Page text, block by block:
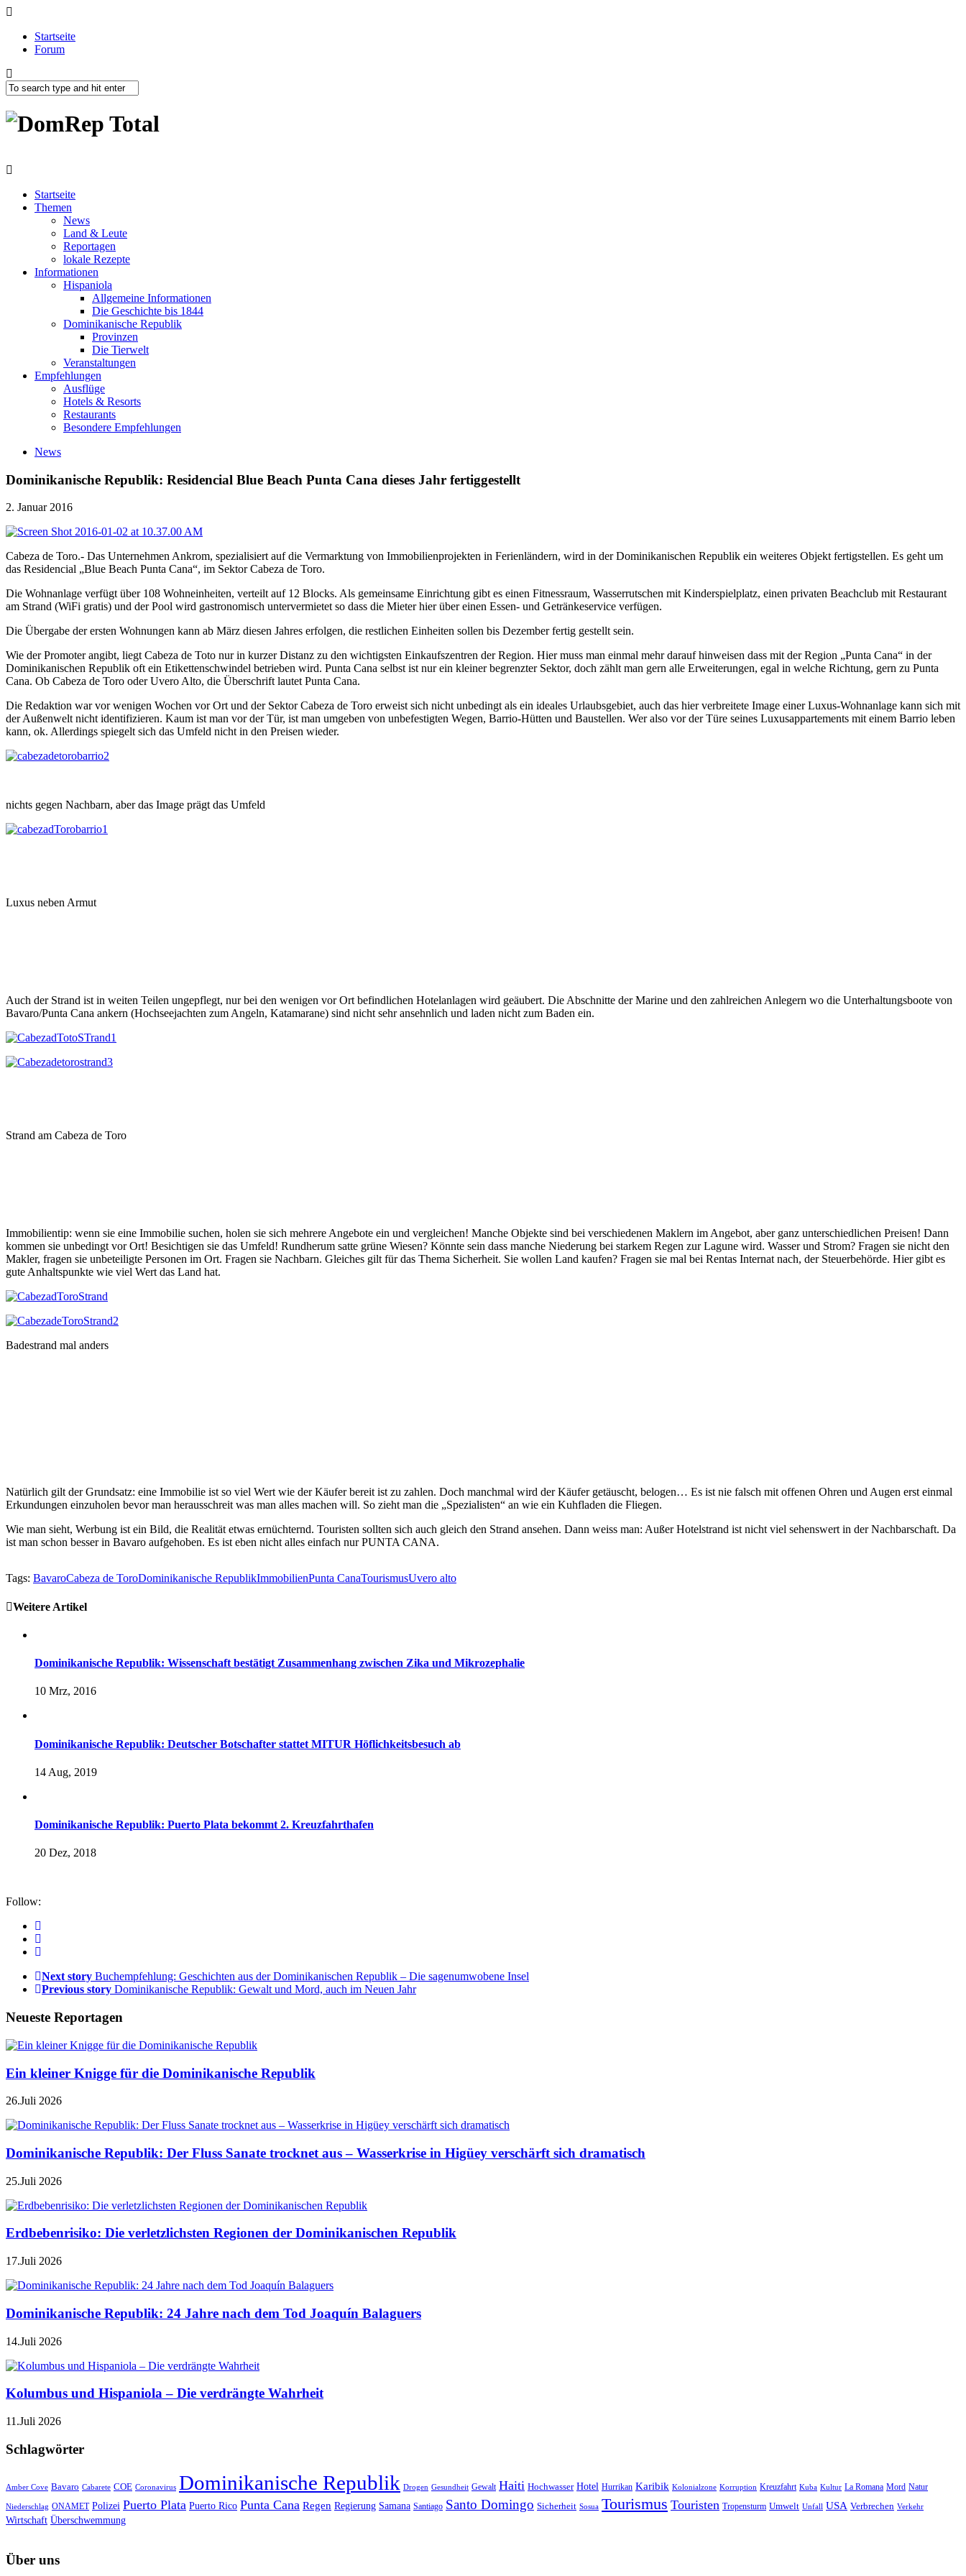
Startseite
Forum
Startseite
Themen
News
Land & Leute
Reportagen
lokale Rezepte
Informationen
Hispaniola
Allgemeine Informationen
Die Geschichte bis 1844
Dominikanische Republik
Provinzen
Die Tierwelt
Veranstaltungen
Empfehlungen
Ausflüge
Hotels & Resorts
Restaurants
Besondere Empfehlungen
News
Dominikanische Republik: Residencial Blue Beach Punta Cana dieses Jahr fertiggestellt
2. Januar 2016
Cabeza de Toro.- Das Unternehmen Ankrom, spezialisiert auf die Vermarktung von Immobilienprojekten in Ferienländern, wird in der Dominikanischen Republik ein weiteres Objekt fertigstellen. Es geht um
das Residencial „Blue Beach Punta Cana“, im Sektor Cabeza de Toro.
Die Wohnanlage verfügt über 108 Wohneinheiten, verteilt auf 12 Blocks. Als gemeinsame Einrichtung gibt es einen Fitnessraum, Wasserrutschen mit Kinderspielplatz, einen privaten Beachclub mit Restaurant
am Strand (WiFi gratis) und der Pool wird gastronomisch untervermietet so dass die Mieter hier über einen Essen- und Getränkeservice verfügen.
Die Übergabe der ersten Wohnungen kann ab März diesen Jahres erfolgen, die restlichen Einheiten sollen bis Dezember fertig gestellt sein.
Wie der Promoter angibt, liegt Cabeza de Toto nur in kurzer Distanz zu den wichtigsten Einkaufszentren der Region. Hier muss man einmal mehr darauf hinweisen dass mit der Region „Punta Cana“ in der
Dominikanischen Republik oft ein Etikettenschwindel betrieben wird. Punta Cana selbst ist nur ein kleiner begrenzter Sektor, doch zählt man gern alle Erweiterungen, egal in welche Richtung, gern zu Punta
Cana. Ob Cabeza de Toro oder Uvero Alto, die Überschrift lautet Punta Cana.
Die Redaktion war vor wenigen Wochen vor Ort und der Sektor Cabeza de Toro erweist sich nicht unbedingt als ein ideales Urlaubsgebiet, auch das hier verbreitete Image einer Luxus-Wohnanlage kann sich mit
der Außenwelt nicht identifizieren. Kaum ist man vor der Tür, ist man umgeben von unbefestigten Wegen, Barrio-Hütten und Baustellen. Wer also vor der Türe seines Luxusappartements mit einem Barrio leben
kann, ok. Allerdings spiegelt sich das Umfeld nicht in den Preisen wieder.
nichts gegen Nachbarn, aber das Image prägt das Umfeld
Luxus neben Armut
Auch der Strand ist in weiten Teilen ungepflegt, nur bei den wenigen vor Ort befindlichen Hotelanlagen wird geäubert. Die Abschnitte der Marine und den zahlreichen Anlegern wo die Unterhaltungsboote von
Bavaro/Punta Cana ankern (Hochseejachten zum Angeln, Katamarane) sind nicht sehr ansehnlich und laden nicht zum Baden ein.
Strand am Cabeza de Toro
Immobilientip: wenn sie eine Immobilie suchen, holen sie sich mehrere Angebote ein und vergleichen! Manche Objekte sind bei verschiedenen Maklern im Angebot, aber ganz unterschiedlichen Preisen! Dann
kommen sie unbedingt vor Ort! Besichtigen sie das Umfeld! Rundherum satte grüne Wiesen? Könnte sein dass manche Niederung bei starkem Regen zur Lagune wird. Wasser und Strom? Fragen sie nicht den
Makler, fragen sie unbeteiligte Personen im Ort. Fragen sie Nachbarn. Gleiches gilt für das Thema Sicherheit. Sie wollen Land kaufen? Fragen sie mal bei Rentas Internat nach, der Steuerbehörde. Hier gibt es
gute Anhaltspunkte wie viel Wert das Land hat.
Badestrand mal anders
Natürlich gilt der Grundsatz: eine Immobilie ist so viel Wert wie der Käufer bereit ist zu zahlen. Doch manchmal wird der Käufer getäuscht, belogen… Es ist nie falsch mit offenen Ohren und Augen erst einmal
Erkundungen einzuholen bevor man herausschreit was man alles machen will. So zieht man die „Spezialisten“ an wie ein Kuhfladen die Fliegen.
Wie man sieht, Werbung ist ein Bild, die Realität etwas ernüchternd. Touristen sollten sich auch gleich den Strand ansehen. Dann weiss man: Außer Hotelstrand ist nicht viel sehenswert in der Nachbarschaft. Da
ist man schon besser in Bavaro aufgehoben. Es ist eben nicht alles einfach nur PUNTA CANA.
Tags: BavaroCabeza de ToroDominikanische RepublikImmobilienPunta CanaTourismusUvero alto
Weitere Artikel
Dominikanische Republik: Wissenschaft bestätigt Zusammenhang zwischen Zika und Mikrozephalie
10 Mrz, 2016
Dominikanische Republik: Deutscher Botschafter stattet MITUR Höflichkeitsbesuch ab
14 Aug, 2019
Dominikanische Republik: Puerto Plata bekommt 2. Kreuzfahrthafen
20 Dez, 2018
Follow:
Next story Buchempfehlung: Geschichten aus der Dominikanischen Republik – Die sagenumwobene Insel
Previous story Dominikanische Republik: Gewalt und Mord, auch im Neuen Jahr
Neueste Reportagen
Ein kleiner Knigge für die Dominikanische Republik
26.Juli 2026
Dominikanische Republik: Der Fluss Sanate trocknet aus – Wasserkrise in Higüey verschärft sich dramatisch
25.Juli 2026
Erdbebenrisiko: Die verletzlichsten Regionen der Dominikanischen Republik
17.Juli 2026
Dominikanische Republik: 24 Jahre nach dem Tod Joaquín Balaguers
14.Juli 2026
Kolumbus und Hispaniola – Die verdrängte Wahrheit
11.Juli 2026
Schlagwörter
Amber Cove Bavaro Cabarete COE Coronavirus Dominikanische Republik Drogen Gesundheit Gewalt Haiti Hochwasser Hotel Hurrikan Karibik Kolonialzone Korruption Kreuzfahrt Kuba Kultur La Romana Mord Natur
Niederschlag ONAMET Polizei Puerto Plata Puerto Rico Punta Cana Regen Regierung Samana Santiago Santo Domingo Sicherheit Sosua Tourismus Touristen Tropensturm Umwelt Unfall USA Verbrechen Verkehr
Wirtschaft Überschwemmung
Über uns